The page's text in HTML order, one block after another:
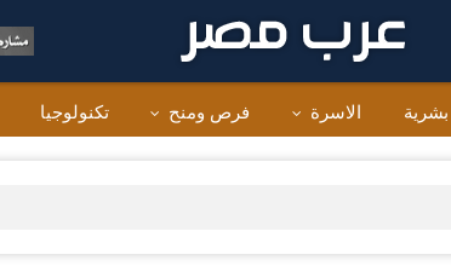
بشرية الاسرة فرص ومنح تكنولوجيا